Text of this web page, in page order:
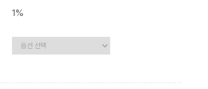
1%